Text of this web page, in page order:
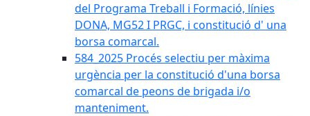
del Programa Treball i Formació, línies
DONA, MG52 I PRGC, i constitució d' una
borsa comarcal.
584_2025 Procés selectiu per màxima
urgència per la constitució d'una borsa
comarcal de peons de brigada i/o
manteniment.